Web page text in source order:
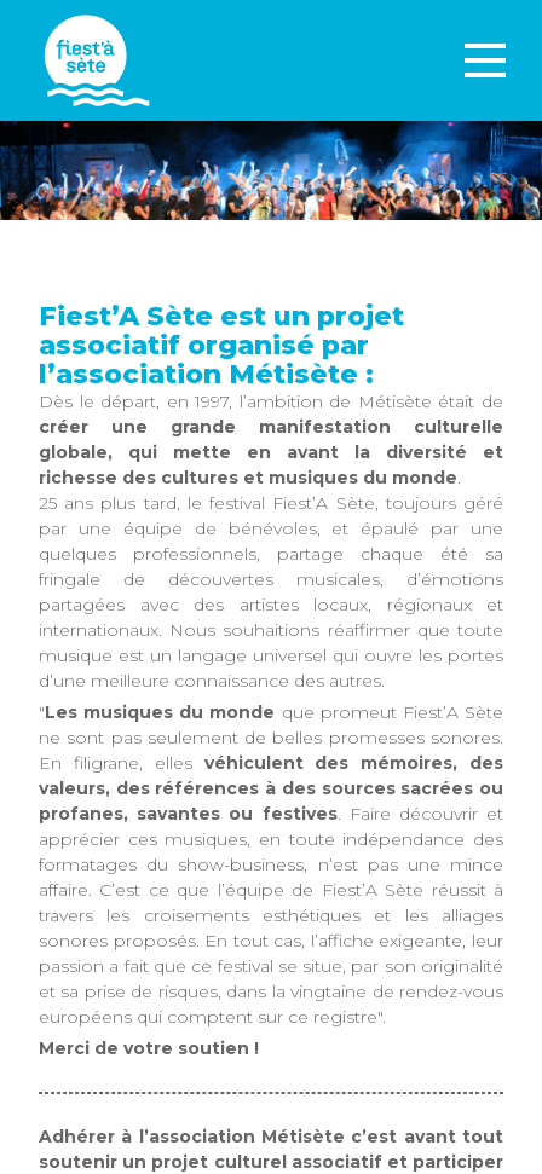
Fiest’A Sète est un projet
associatif organisé par
l’association Métisète :
Dès le départ, en 1997, l’ambition de Métisète était de
créer une grande manifestation culturelle
globale, qui mette en avant la diversité et
richesse des cultures et musiques du monde.
25 ans plus tard, le festival Fiest’A Sète, toujours géré
par une équipe de bénévoles, et épaulé par une
quelques professionnels, partage chaque été sa
fringale de découvertes musicales, d’émotions
partagées avec des artistes locaux, régionaux et
internationaux. Nous souhaitions réaffirmer que toute
musique est un langage universel qui ouvre les portes
d’une meilleure connaissance des autres.
"Les musiques du monde que promeut Fiest’A Sète
ne sont pas seulement de belles promesses sonores.
En filigrane, elles véhiculent des mémoires, des
valeurs, des références à des sources sacrées ou
profanes, savantes ou festives. Faire découvrir et
apprécier ces musiques, en toute indépendance des
formatages du show-business, n’est pas une mince
affaire. C’est ce que l’équipe de Fiest’A Sète réussit à
travers les croisements esthétiques et les alliages
sonores proposés. En tout cas, l’affiche exigeante, leur
passion a fait que ce festival se situe, par son originalité
et sa prise de risques, dans la vingtaine de rendez-vous
européens qui comptent sur ce registre".
Merci de votre soutien !
Adhérer à l’association Métisète c’est avant tout
soutenir un projet culturel associatif et participer